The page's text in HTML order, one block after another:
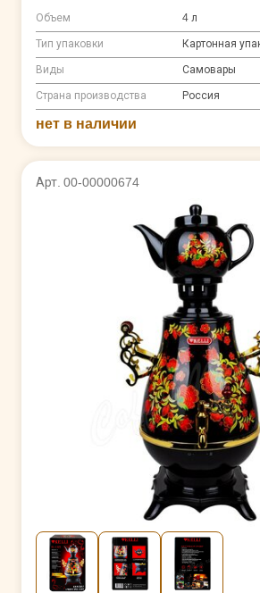
Объем 4 л
Тип упаковки Картонная
Виды Самовары
Страна производства Россия
нет в наличии
Арт. 00-00000674